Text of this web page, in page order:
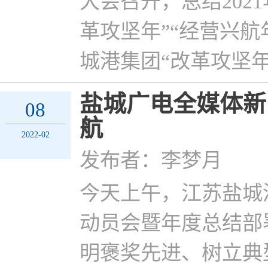
革攻坚年”“经营兴
城港集团“改革攻坚
08
2022-02
盐城广电全媒体
航
发布者：李梦月
今天上午，江苏盐
动员会暨年度总结
明褒奖先进、树立